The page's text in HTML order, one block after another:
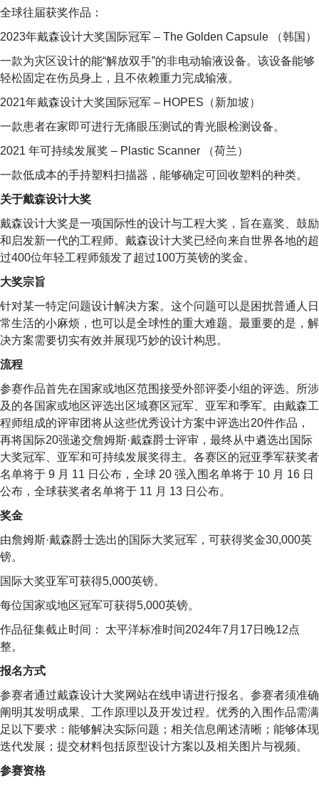
全球往届获奖作品：
2023年戴森设计大奖国际冠军 – The Golden Capsule （韩国）
一款为灾区设计的能“解放双手”的非电动输液设备。该设备能够
轻松固定在伤员身上，且不依赖重力完成输液。
2021年戴森设计大奖国际冠军 – HOPES（新加坡）
一款患者在家即可进行无痛眼压测试的青光眼检测设备。
2021 年可持续发展奖 – Plastic Scanner （荷兰）
一款低成本的手持塑料扫描器，能够确定可回收塑料的种类。
关于戴森设计大奖
戴森设计大奖是一项国际性的设计与工程大奖，旨在嘉奖、鼓励
和启发新一代的工程师。戴森设计大奖已经向来自世界各地的超
过400位年轻工程师颁发了超过100万英镑的奖金。
大奖宗旨
针对某一特定问题设计解决方案。这个问题可以是困扰普通人日
常生活的小麻烦，也可以是全球性的重大难题。最重要的是，解
决方案需要切实有效并展现巧妙的设计构思。
流程
参赛作品首先在国家或地区范围接受外部评委小组的评选。所涉
及的各国家或地区评选出区域赛区冠军、亚军和季军。由戴森工
程师组成的评审团将从这些优秀设计方案中评选出20件作品，
再将国际20强递交詹姆斯·戴森爵士评审，最终从中遴选出国际
大奖冠军、亚军和可持续发展奖得主。各赛区的冠亚季军获奖者
名单将于 9 月 11 日公布，全球 20 强入围名单将于 10 月 16 日
公布，全球获奖者名单将于 11 月 13 日公布。
奖金
由詹姆斯·戴森爵士选出的国际大奖冠军，可获得奖金30,000英
镑。
国际大奖亚军可获得5,000英镑。
每位国家或地区冠军可获得5,000英镑。
作品征集截止时间： 太平洋标准时间2024年7月17日晚12点
整。
报名方式
参赛者通过戴森设计大奖网站在线申请进行报名。参赛者须准确
阐明其发明成果、工作原理以及开发过程。优秀的入围作品需满
足以下要求：能够解决实际问题；相关信息阐述清晰；能够体现
迭代发展；提交材料包括原型设计方案以及相关图片与视频。
参赛资格